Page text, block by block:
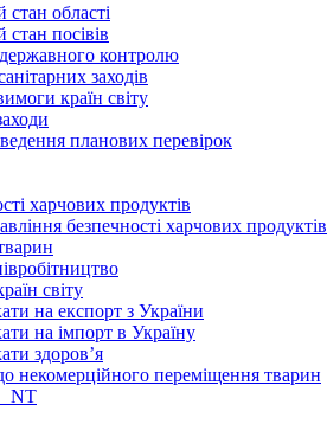
стан області
стан посівів
контролю
заходів
країн світу
планових перевірок
харчових продуктів
безпечності харчових продуктів
світу
на експорт з України
на імпорт в Україну
здоров’я
некомерційного переміщення тварин